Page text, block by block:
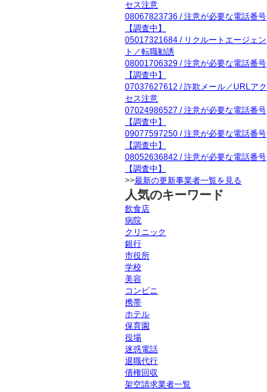
セス注意
08067823736 / 注意が必要な電話番号
【調査中】
05017321684 / リクルートエージェン
ト／転職勧誘
08001706329 / 注意が必要な電話番号
【調査中】
07037627612 / 詐欺メール／URLアク
セス注意
07024986527 / 注意が必要な電話番号
【調査中】
09077597250 / 注意が必要な電話番号
【調査中】
08052636842 / 注意が必要な電話番号
【調査中】
>>最新の更新事業者一覧を見る
人気のキーワード
飲食店
病院
クリニック
銀行
市役所
学校
美容
コンビニ
携帯
ホテル
保育園
役場
迷惑電話
退職代行
債権回収
架空請求業者一覧